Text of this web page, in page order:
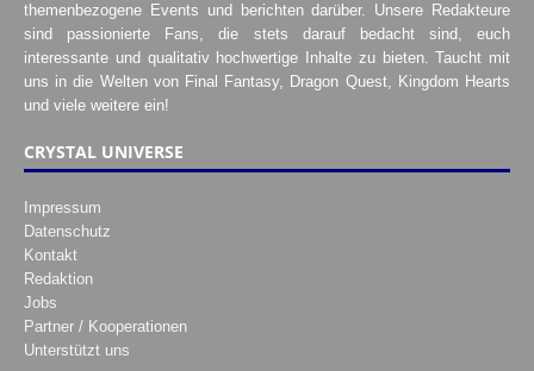
themenbezogene Events und berichten darüber. Unsere Redakteure
sind passionierte Fans, die stets darauf bedacht sind, euch
interessante und qualitativ hochwertige Inhalte zu bieten. Taucht mit
uns in die Welten von Final Fantasy, Dragon Quest, Kingdom Hearts
und viele weitere ein!
CRYSTAL UNIVERSE
Impressum
Datenschutz
Kontakt
Redaktion
Jobs
Partner / Kooperationen
Unterstützt uns